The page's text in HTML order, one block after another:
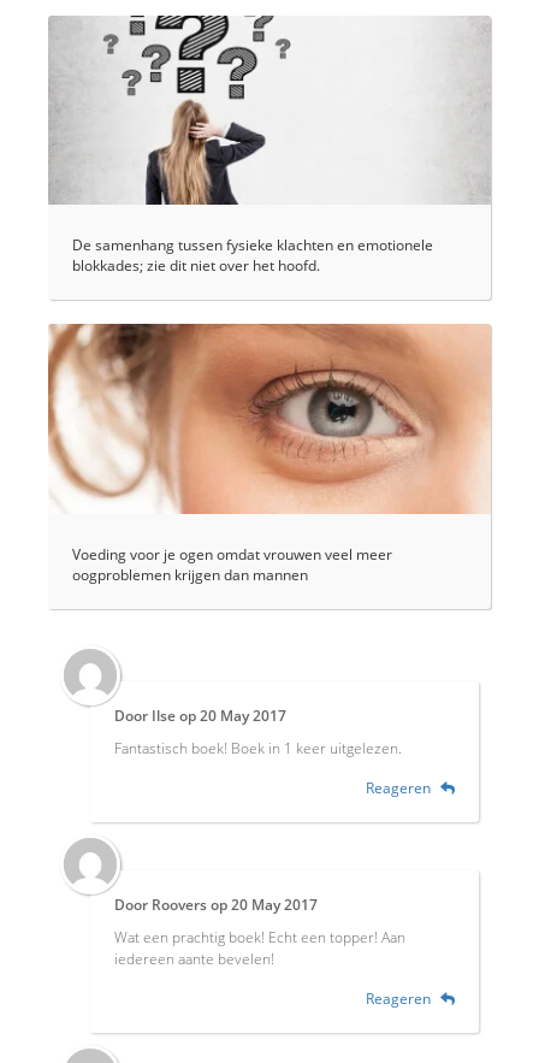
De samenhang tussen fysieke klachten en emotionele
blokkades; zie dit niet over het hoofd.
Voeding voor je ogen omdat vrouwen veel meer
oogproblemen krijgen dan mannen
Door Ilseop20 May 2017
Fantastisch boek! Boek in 1 keer uitgelezen.
Reageren
Door Rooversop20 May 2017
Wat een prachtig boek! Echt een topper! Aan
iedereen aante bevelen!
Reageren